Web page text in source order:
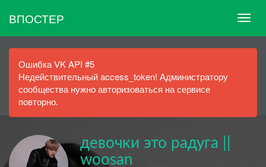
ВПОСТЕР
Ошибка VK API #5
Недействительный access_token! Администратору
сообщества нужно авторизоваться на сервисе
повторно.
девочки это радуга ||
woosan